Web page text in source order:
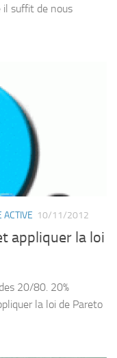
il suffit de nous
ACTIVE 10/11/2012
appliquer la loi
20/80. 20%
la loi de Pareto